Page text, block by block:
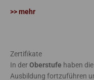
>> mehr
Zertifikate
In derOberstufe haben
Ausbildung fortzuführen